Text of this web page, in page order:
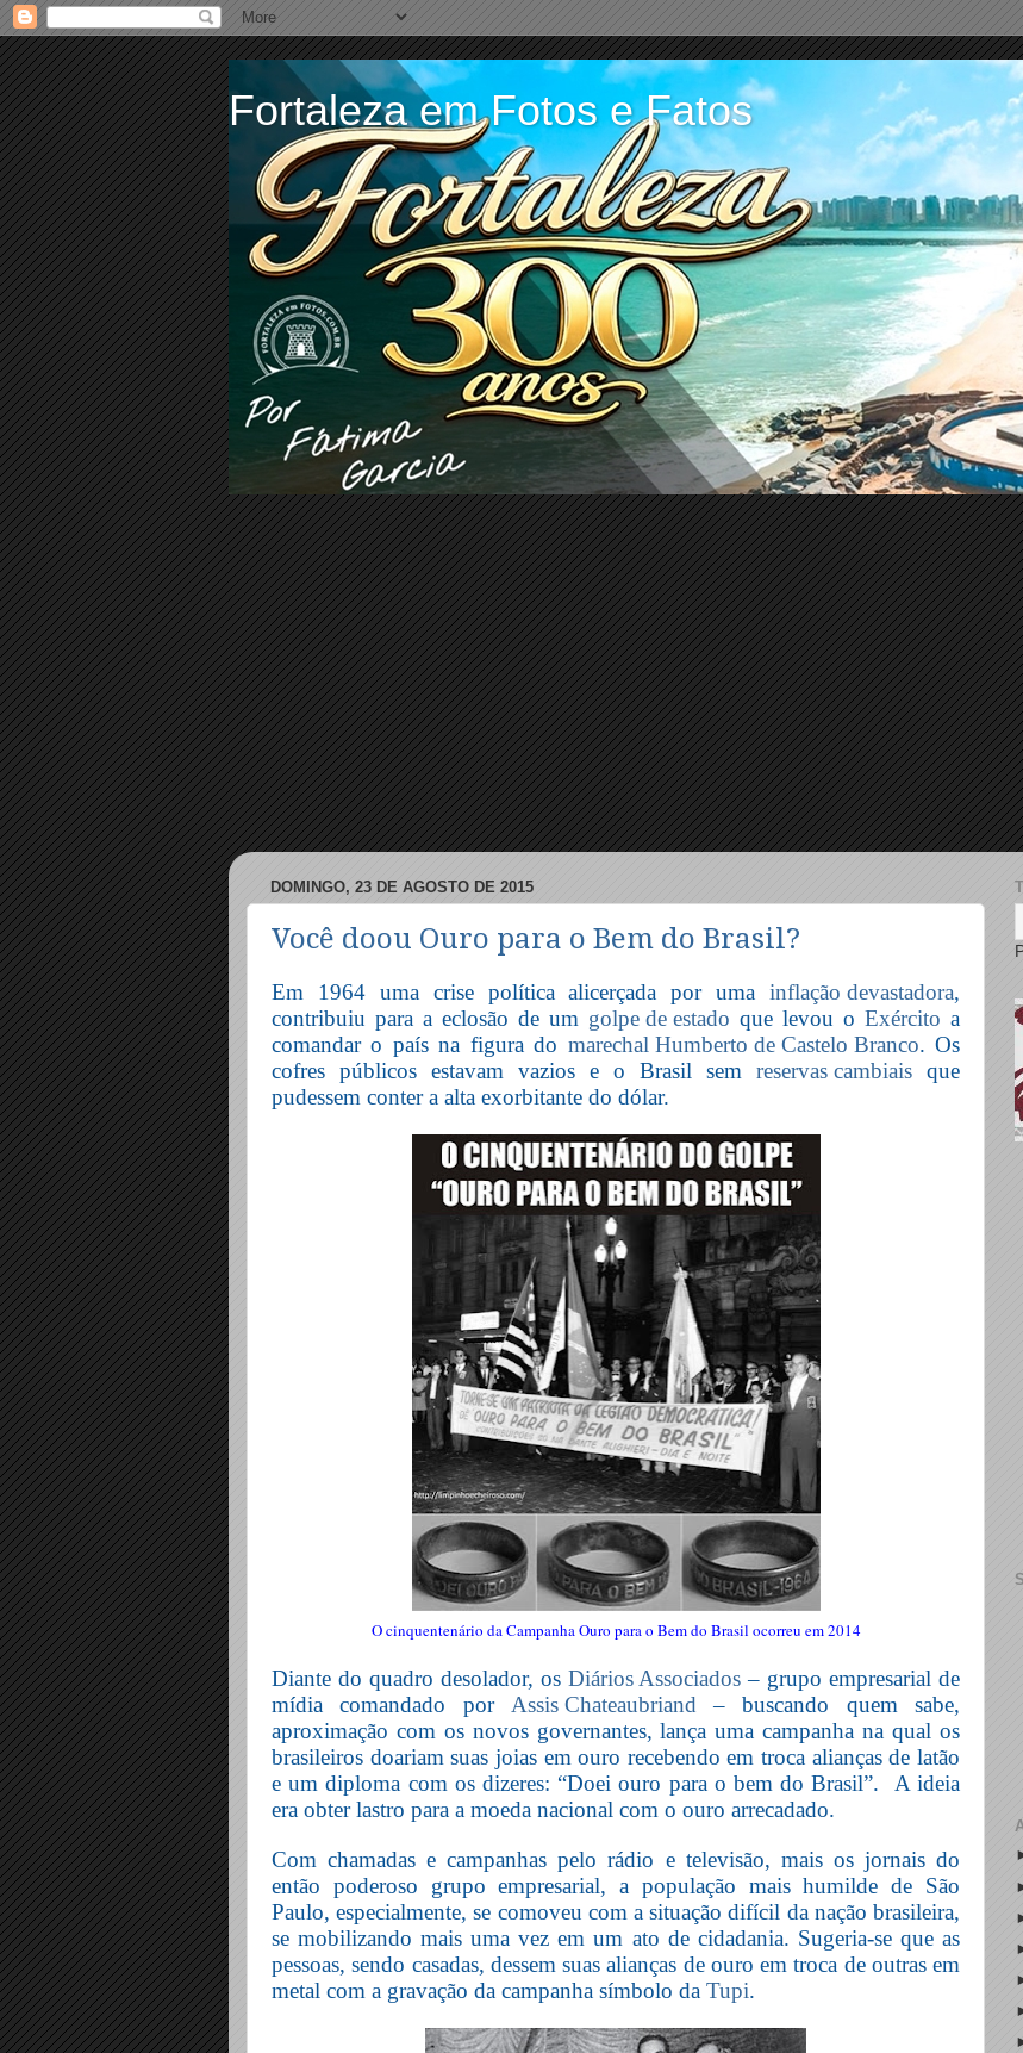
Fortaleza em Fotos e Fatos
DOMINGO, 23 DE AGOSTO DE 2015
Você doou Ouro para o Bem do Brasil?
Em 1964 uma crise política alicerçada por uma inflação devastadora,
contribuiu para a eclosão de um golpe de estado que levou o Exército a
comandar o país na figura do marechal Humberto de Castelo Branco. Os
cofres públicos estavam vazios e o Brasil sem reservas cambiais que
pudessem conter a alta exorbitante do dólar.
O cinquentenário da Campanha Ouro para o Bem do Brasil ocorreu em 2014
Diante do quadro desolador, os Diários Associados – grupo empresarial de
mídia comandado por Assis Chateaubriand– buscando quem sabe,
aproximação com os novos governantes, lança uma campanha na qual os
brasileiros doariam suas joias em ouro recebendo em troca alianças de latão
e um diploma com os dizeres: “Doei ouro para o bem do Brasil”.
A ideia
era obter lastro para a moeda nacional com o ouro arrecadado.
Com chamadas e campanhas pelo rádio e televisão, mais os jornais do
então poderoso grupo empresarial, a população mais humilde de São
Paulo, especialmente, se comoveu com a situação difícil da nação brasileira,
se mobilizando mais uma vez em um ato de cidadania. Sugeria-se que as
pessoas, sendo casadas, dessem suas alianças de ouro em troca de outras em
metal com a gravação da campanha símbolo da Tupi.